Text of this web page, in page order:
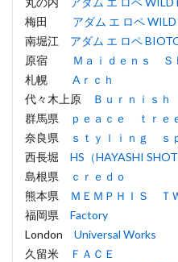
梅田 アダム エ ロペ
南堀江 アダム エ ロペ
原宿
Ｍａｉｄｅｎｓ Ｓ
札幌 Aｒｃｈ
代々木上原
Ｂｕｒｎｉｓｈ
群馬県
ｐｅａｃｅ ｔｒｅ
奈良県
ｓｔｙｌｉｎｇ
西長堀 HS（HAYASHI
島根県
ｃｒｅｄｏ
熊本県
ＭＥＭＰＨＩＳ Ｔ
福岡県 Factory
London Universal Works
久留米
ＦＡＣＥ